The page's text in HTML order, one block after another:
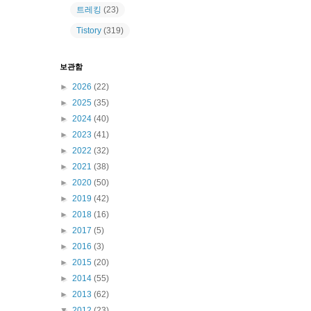
트레킹 (23)
Tistory (319)
보관함
► 2026 (22)
► 2025 (35)
► 2024 (40)
► 2023 (41)
► 2022 (32)
► 2021 (38)
► 2020 (50)
► 2019 (42)
► 2018 (16)
► 2017 (5)
► 2016 (3)
► 2015 (20)
► 2014 (55)
► 2013 (62)